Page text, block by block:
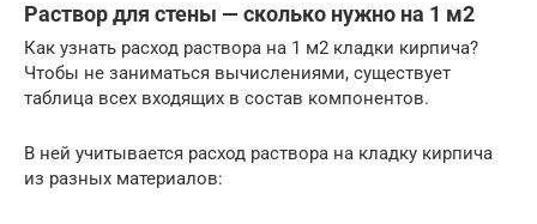
Раствор для стены — сколько нужно на 1 м2
Как узнать расход раствора на 1 м2 кладки кирпича?
Чтобы не заниматься вычислениями, существует
таблица всех входящих в состав компонентов.
В ней учитывается расход раствора на кладку кирпича
из разных материалов: